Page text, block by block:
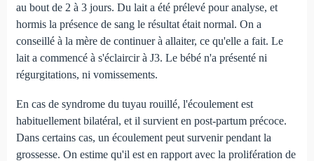
au bout de 2 à 3 jours. Du lait a été prélevé pour analyse, et
hormis la présence de sang le résultat était normal. On a
conseillé à la mère de continuer à allaiter, ce qu'elle a fait. Le
lait a commencé à s'éclaircir à J3. Le bébé n'a présenté ni
régurgitations, ni vomissements.
En cas de syndrome du tuyau rouillé, l'écoulement est
habituellement bilatéral, et il survient en post-partum précoce.
Dans certains cas, un écoulement peut survenir pendant la
grossesse. On estime qu'il est en rapport avec la prolifération de